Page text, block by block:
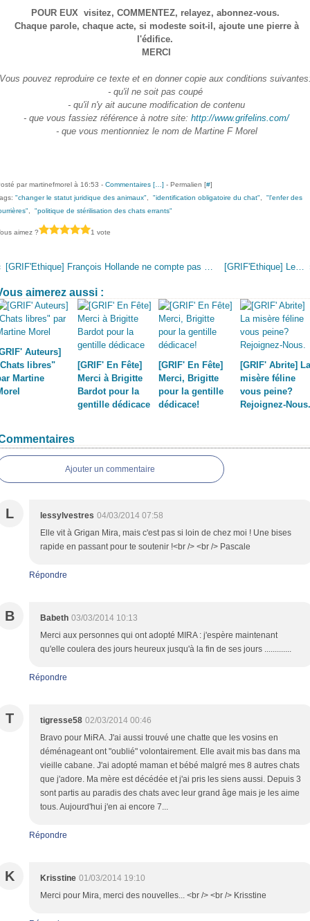
POUR EUX visitez, COMMENTEZ, relayez, abonnez-vous.
Chaque parole, chaque acte, si modeste soit-il, ajoute une pierre à
l'édifice.
MERCI
Vous pouvez reproduire ce texte et en donner copie aux conditions
- qu'il ne soit pas coupé
- qu'il n'y ait aucune modification de contenu
- que vous fassiez référence à notre site: http://www.grifelins.com/
- que vous mentionniez le nom de Martine F Morel
par martinefmorel à 16:53 - Commentaires [ ] - Permalien [#]
"changer le statut juridique des animaux" "identification obligatoire du chat"
"l'enfer des
"politique de stérilisation des chats errants"
aimez ? 1 vote
[GRIF'Ethique] François Hollande ne compte pas changer le statut des animaux, l'une de ses promesses électorales. [GRIF'Ethique] Le Chat, la Loi, les Municipales
aimerez aussi :
Auteurs]
libres"
Martine
[GRIF' En Fête]
Merci à Brigitte
Bardot pour la
gentille dédicace
[GRIF' En Fête]
Merci, Brigitte
pour la gentille
dédicace!
[GRIF' Abrite] La
misère féline
vous peine?
Rejoignez-Nous.
Ajouter un commentaire
L lessylvestres 04/03/2014 07:58
Elle vit à Grigan Mira, mais c'est pas si loin de chez moi ! Une bises
rapide en passant pour te soutenir !<br /> <br /> Pascale
Répondre
B Babeth 03/03/2014 10:13
Merci aux personnes qui ont adopté MIRA : j'espère maintenant
qu'elle coulera des jours heureux jusqu'à la fin de ses jours .............
Répondre
T tigresse58 02/03/2014 00:46
Bravo pour MiRA. J'ai aussi trouvé une chatte que les vosins en
déménageant ont "oublié" volontairement. Elle avait mis bas dans ma
vieille cabane. J'ai adopté maman et bébé malgré mes 8 autres chats
que j'adore. Ma mère est décédée et j'ai pris les siens aussi. Depuis 3
sont partis au paradis des chats avec leur grand âge mais je les aime
tous. Aujourd'hui j'en ai encore 7...
Répondre
K Krisstine 01/03/2014 19:10
Merci pour Mira, merci des nouvelles... <br /> <br /> Krisstine